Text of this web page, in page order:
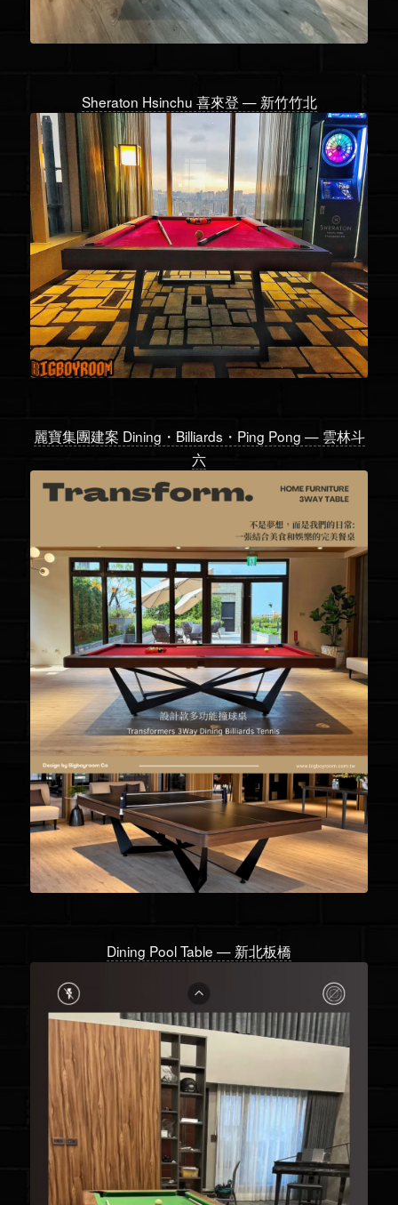
Sheraton Hsinchu 喜來登 — 新竹竹北
麗寶集團建案 Dining・Billiards・Ping Pong — 雲林斗
六
Dining Pool Table — 新北板橋